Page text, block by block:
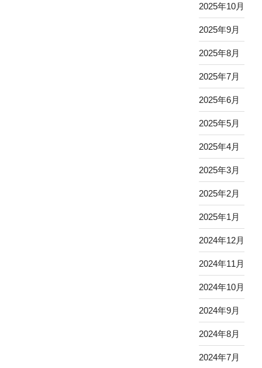
2025年10月
2025年9月
2025年8月
2025年7月
2025年6月
2025年5月
2025年4月
2025年3月
2025年2月
2025年1月
2024年12月
2024年11月
2024年10月
2024年9月
2024年8月
2024年7月